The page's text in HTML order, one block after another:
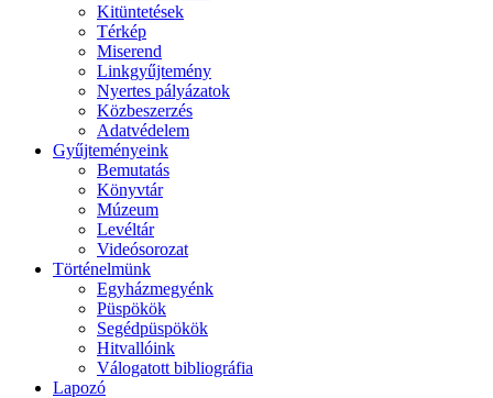
Kitüntetések
Térkép
Miserend
Linkgyűjtemény
Nyertes pályázatok
Közbeszerzés
Adatvédelem
Gyűjteményeink
Bemutatás
Könyvtár
Múzeum
Levéltár
Videósorozat
Történelmünk
Egyházmegyénk
Püspökök
Segédpüspökök
Hitvallóink
Válogatott bibliográfia
Lapozó